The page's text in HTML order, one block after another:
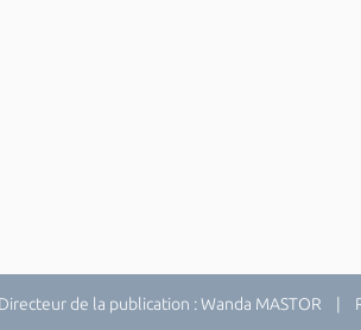
de la publication : Wanda MASTOR |